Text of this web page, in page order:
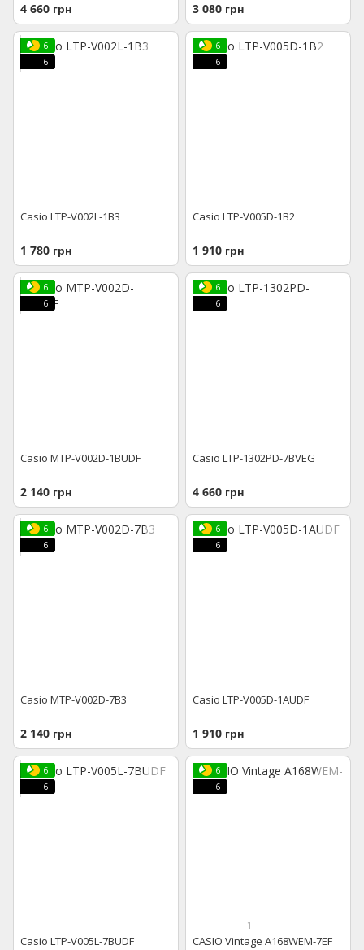
4 660 грн 3 080 грн
6
6
Casio LTP-V002L-1B3
1 780 грн
6
6
Casio LTP-V005D-1B2
1 910 грн
6
6
Casio MTP-V002D-1BUDF
2 140 грн
6
6
Casio LTP-1302PD-7BVEG
4 660 грн
6
6
Casio MTP-V002D-7B3
2 140 грн
6
6
Casio LTP-V005D-1AUDF
1 910 грн
6
6
Casio LTP-V005L-7BUDF
6
6
1
CASIO Vintage A168WEM-7EF